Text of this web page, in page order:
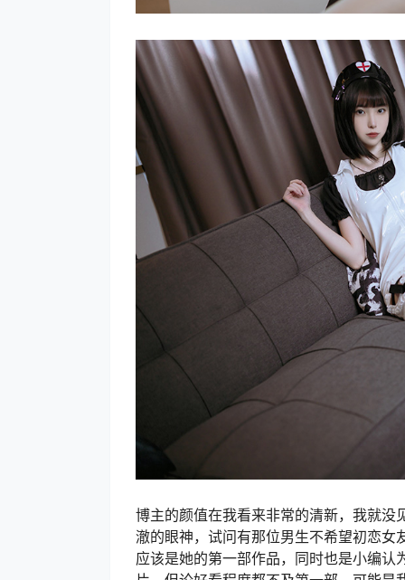
博主的颜值在我看来非常的清新，我就
澈的眼神，试问有那位男生不希望初恋
应该是她的第一部作品，同时也是小编